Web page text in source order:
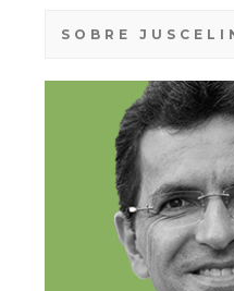
SOBRE